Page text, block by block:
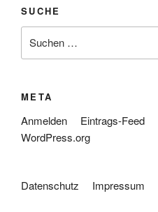
SUCHE
nach:
META
Anmelden Eintrags-Feed
WordPress.org
Datenschutz Impressum